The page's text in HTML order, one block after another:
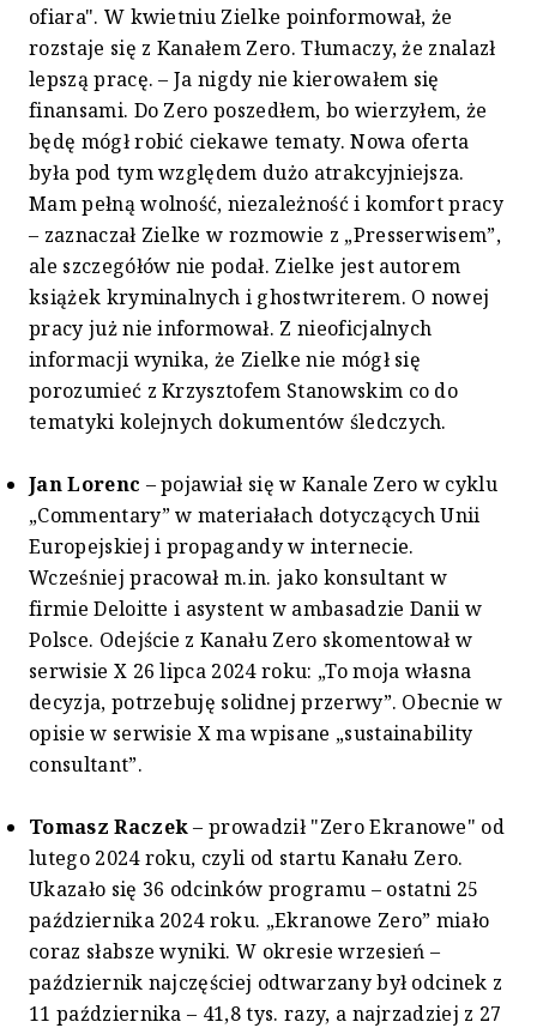
ofiara". W kwietniu Zielke poinformował, że
rozstaje się z Kanałem Zero. Tłumaczy, że znalazł
lepszą pracę. – Ja nigdy nie kierowałem się
finansami. Do Zero poszedłem, bo wierzyłem, że
będę mógł robić ciekawe tematy. Nowa oferta
była pod tym względem dużo atrakcyjniejsza.
Mam pełną wolność, niezależność i komfort pracy
– zaznaczał Zielke w rozmowie z „Presserwisem”,
ale szczegółów nie podał. Zielke jest autorem
książek kryminalnych i ghostwriterem. O nowej
pracy już nie informował. Z nieoficjalnych
informacji wynika, że Zielke nie mógł się
porozumieć z Krzysztofem Stanowskim co do
tematyki kolejnych dokumentów śledczych.
Jan Lorenc – pojawiał się w Kanale Zero w cyklu
„Commentary” w materiałach dotyczących Unii
Europejskiej i propagandy w internecie.
Wcześniej pracował m.in. jako konsultant w
firmie Deloitte i asystent w ambasadzie Danii w
Polsce. Odejście z Kanału Zero skomentował w
serwisie X 26 lipca 2024 roku: „To moja własna
decyzja, potrzebuję solidnej przerwy”. Obecnie w
opisie w serwisie X ma wpisane „sustainability
consultant”.
Tomasz Raczek– prowadził "Zero Ekranowe" od
lutego 2024 roku, czyli od startu Kanału Zero.
Ukazało się 36 odcinków programu – ostatni 25
października 2024 roku. „Ekranowe Zero” miało
coraz słabsze wyniki. W okresie wrzesień –
październik najczęściej odtwarzany był odcinek z
11 października – 41,8 tys. razy, a najrzadziej z 27